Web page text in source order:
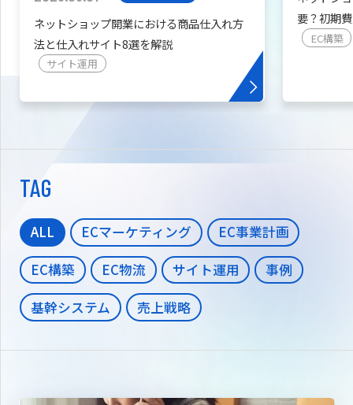
ネットショップ開業における商品仕入れ方
法と仕入れサイト8選を解説
サイト運用
要？初期
を紹介
EC構築
TAG
ALL ECマーケティング
EC事業計画
EC構築
EC物流 サイト運用
事例
基幹システム
売上戦略